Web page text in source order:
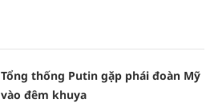
Tổng thống Putin gặp phái đoàn Mỹ
vào đêm khuya